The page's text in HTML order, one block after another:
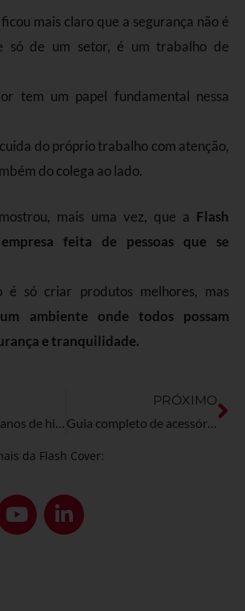
mais claro que a segurança não é
só de um setor, é um trabalho de
tem um papel fundamental nessa
do próprio trabalho com atenção,
do colega ao lado.
mais uma vez, que a Flash
feita de pessoas que se
é só criar produtos melhores, mas
ambiente onde todos possam
e tranquilidade.
FlashCover: 25 anos de história, inovação e paixão por picapes
PRÓXIMO
Guia completo de acessórios de picapes: o que não pode faltar
da Flash Cover: